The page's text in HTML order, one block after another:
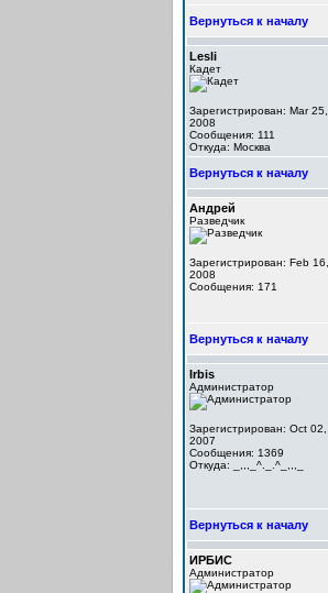
Вернуться к началу
Lesli
Кадет
Зарегистрирован: Mar 25,
2008
Сообщения: 111
Откуда: Москва
Вернуться к началу
Андрей
Разведчик
Зарегистрирован: Feb 16,
2008
Сообщения: 171
Вернуться к началу
Irbis
Администратор
Зарегистрирован: Oct 02,
2007
Сообщения: 1369
Откуда: _,,,_^._.^_,,,_
Вернуться к началу
ИРБИС
Администратор